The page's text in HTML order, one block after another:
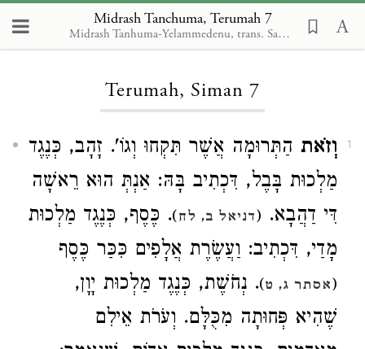
Midrash Tanchuma, Terumah 7
Midrash Tanhuma-Yelammedenu, trans. Samuel A. Berman
Loading...
Terumah, Siman 7
1 וְזֹאת הַתְּרוּמָה אֲשֶׁר תִּקְחוּ וְגוֹ'. זָהָב, כְּנֶגֶד
מַלְכוּת בָּבֶל, דִּכְתִיב בָּהּ: אַנְתְּ הוּא רֵאשָׁה
דִּי דַהֲבָא. (דניאל ב, לח). כֶּסֶף, כְּנֶגֶד מַלְכוּת
מָדַי, דִּכְתִיב: וַעֲשֶׂרֶת אֲלָפִים כִּכַּר כֶּסֶף
(אסתר ג, ט). נְחֹשֶׁת, כְּנֶגֶד מַלְכוּת יָוָן,
שֶׁהִיא פְּחוּתָה מִכֻּלָּם. וְעֹרֹת אֵילִם